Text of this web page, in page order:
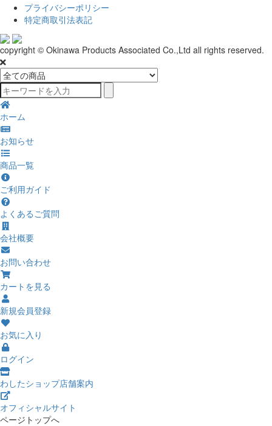
プライバシーポリシー
特定商取引法表記
copyright © Okinawa Products Associated Co.,Ltd all rights reserved.
ホーム
お知らせ
商品一覧
ご利用ガイド
よくあるご質問
会社概要
お問い合わせ
カートを見る
新規会員登録
お気に入り
ログイン
わしたショップ店舗案内
オフィシャルサイト
ページトップへ